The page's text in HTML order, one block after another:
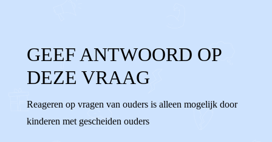
GEEF ANTWOORD OP
DEZE VRAAG
Reageren op vragen van ouders is alleen mogelijk door
kinderen met gescheiden ouders